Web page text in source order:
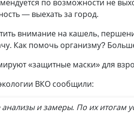
по возможности не
— выехать за город.
внимание на кашель,
Как помочь организму?
«защитные маски» для
ВКО сообщили:
и замеры. По их итогам